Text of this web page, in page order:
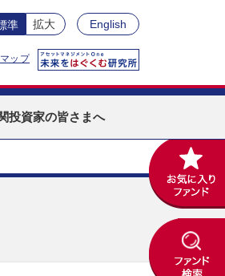
準 拡大 English
ップ
投資家の皆さまへ